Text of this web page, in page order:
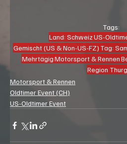
Tags:
Land: SchweizUS-
Gemischt (US & Non-US-FZ) Tag:
MehrtägigMotorsport & Rennen
Region
Motorsport & Rennen
Oldtimer Event (CH)
US-Oldtimer Event